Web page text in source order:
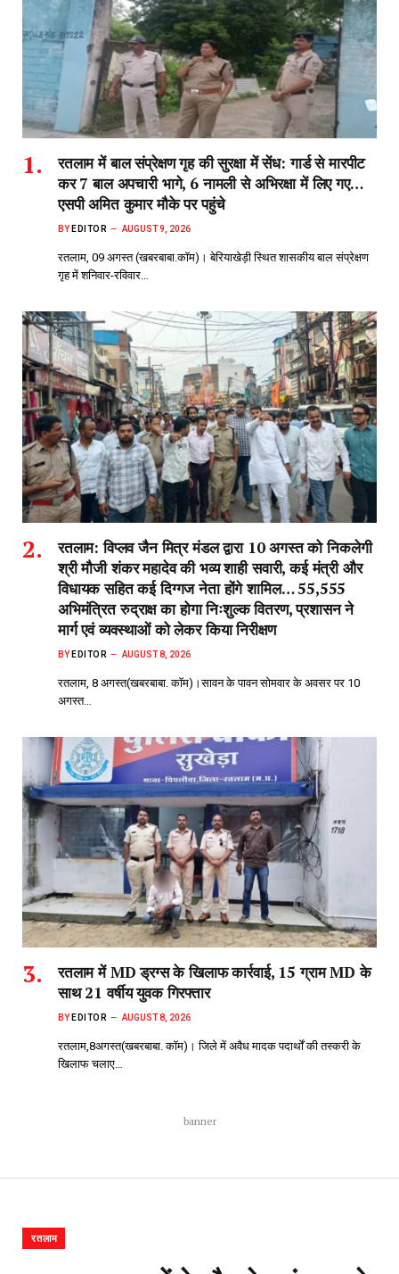
रतलाम में बाल संप्रेक्षण गृह की सुरक्षा में सेंध: गार्ड से मारपीट
कर 7 बाल अपचारी भागे, 6 नामली से अभिरक्षा में लिए गए…
एसपी अमित कुमार मौके पर पहुंचे
BY EDITOR AUGUST 9, 2026
रतलाम, 09 अगस्त (खबरबाबा.कॉम)। बेरियाखेड़ी स्थित शासकीय बाल संप्रेक्षण
गृह में शनिवार-रविवार…
रतलाम: विप्लव जैन मित्र मंडल द्वारा 10 अगस्त को निकलेगी
श्री मौजी शंकर महादेव की भव्य शाही सवारी, कई मंत्री और
विधायक सहित कई दिग्गज नेता होंगे शामिल… 55,555
अभिमंत्रित रुद्राक्ष का होगा निःशुल्क वितरण, प्रशासन ने
मार्ग एवं व्यवस्थाओं को लेकर किया निरीक्षण
BY EDITOR AUGUST 8, 2026
रतलाम, 8 अगस्त(खबरबाबा. कॉम)।सावन के पावन सोमवार के अवसर पर 10
अगस्त…
रतलाम में MD ड्रग्स के खिलाफ कार्रवाई, 15 ग्राम MD के
साथ 21 वर्षीय युवक गिरफ्तार
BY EDITOR AUGUST 8, 2026
रतलाम,8अगस्त(खबरबाबा. कॉम)। जिले में अवैध मादक पदार्थों की तस्करी के
खिलाफ चलाए…
banner
रतलाम